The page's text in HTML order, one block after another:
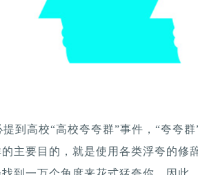
到高校“高校夸夸群”事件，“夸夸
主要目的，就是使用各类浮夸的修